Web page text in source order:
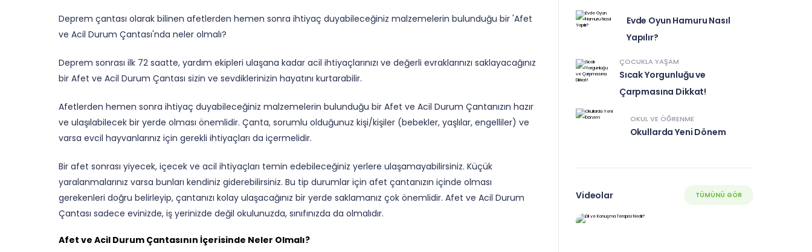
Deprem çantası olarak bilinen afetlerden hemen sonra ihtiyaç duyabileceğiniz malzemelerin bulunduğu bir 'Afet
ve Acil Durum Çantası'nda neler olmalı?
Deprem sonrası ilk 72 saatte, yardım ekipleri ulaşana kadar acil ihtiyaçlarınızı ve değerli evraklarınızı saklayacağınız
bir Afet ve Acil Durum Çantası sizin ve sevdiklerinizin hayatını kurtarabilir.
Afetlerden hemen sonra ihtiyaç duyabileceğiniz malzemelerin bulunduğu bir Afet ve Acil Durum Çantanızın hazır
ve ulaşılabilecek bir yerde olması önemlidir. Çanta, sorumlu olduğunuz kişi/kişiler (bebekler, yaşlılar, engelliler) ve
varsa evcil hayvanlarınız için gerekli ihtiyaçları da içermelidir.
Bir afet sonrası yiyecek, içecek ve acil ihtiyaçları temin edebileceğiniz yerlere ulaşamayabilirsiniz. Küçük
yaralanmalarınız varsa bunları kendiniz giderebilirsiniz. Bu tip durumlar için afet çantanızın içinde olması
gerekenleri doğru belirleyip, çantanızı kolay ulaşacağınız bir yerde saklamanız çok önemlidir. Afet ve Acil Durum
Çantası sadece evinizde, iş yerinizde değil okulunuzda, sınıfınızda da olmalıdır.
Afet ve Acil Durum Çantasının İçerisinde Neler Olmalı?
Evde Oyun Hamuru Nasıl
Yapılır?
ÇOCUKLA YAŞAM
Sıcak Yorgunluğu ve
Çarpmasına Dikkat!
OKUL VE ÖĞRENME
Okullarda Yeni Dönem
Videolar TÜMÜNÜ GÖR